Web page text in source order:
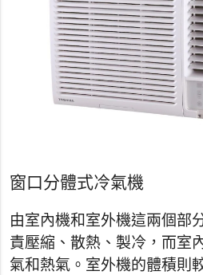
窗口分體式冷氣機
由室內機和室外機這兩個部
責壓縮、散熱、製冷，而室
氣和熱氣。室外機的體積則